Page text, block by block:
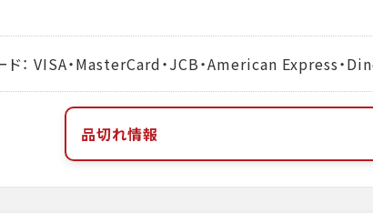
ド： VISA・MasterCard・JCB・American Express・
品切れ情報